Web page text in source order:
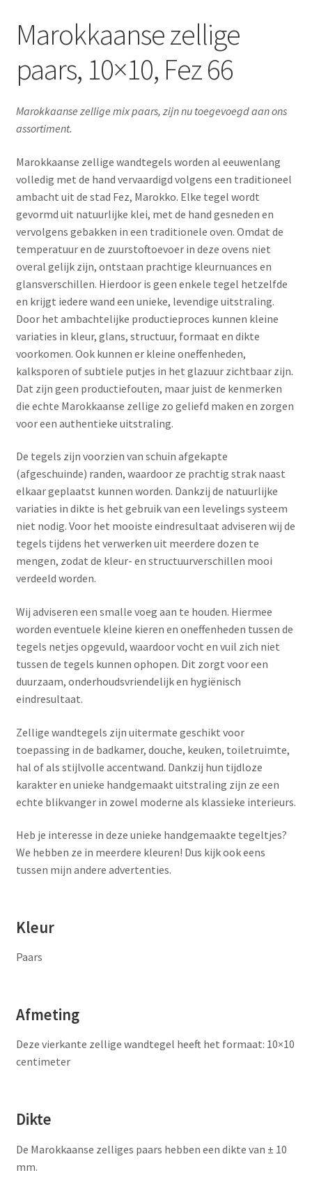
Marokkaanse zellige
paars, 10×10, Fez 66
Marokkaanse zellige mix paars, zijn nu toegevoegd aan ons
assortiment.
Marokkaanse zellige wandtegels worden al eeuwenlang
volledig met de hand vervaardigd volgens een traditioneel
ambacht uit de stad Fez, Marokko. Elke tegel wordt
gevormd uit natuurlijke klei, met de hand gesneden en
vervolgens gebakken in een traditionele oven. Omdat de
temperatuur en de zuurstoftoevoer in deze ovens niet
overal gelijk zijn, ontstaan prachtige kleurnuances en
glansverschillen. Hierdoor is geen enkele tegel hetzelfde
en krijgt iedere wand een unieke, levendige uitstraling.
Door het ambachtelijke productieproces kunnen kleine
variaties in kleur, glans, structuur, formaat en dikte
voorkomen. Ook kunnen er kleine oneffenheden,
kalksporen of subtiele putjes in het glazuur zichtbaar zijn.
Dat zijn geen productiefouten, maar juist de kenmerken
die echte Marokkaanse zellige zo geliefd maken en zorgen
voor een authentieke uitstraling.
De tegels zijn voorzien van schuin afgekapte
(afgeschuinde) randen, waardoor ze prachtig strak naast
elkaar geplaatst kunnen worden. Dankzij de natuurlijke
variaties in dikte is het gebruik van een levelings systeem
niet nodig. Voor het mooiste eindresultaat adviseren wij de
tegels tijdens het verwerken uit meerdere dozen te
mengen, zodat de kleur- en structuurverschillen mooi
verdeeld worden.
Wij adviseren een smalle voeg aan te houden. Hiermee
worden eventuele kleine kieren en oneffenheden tussen de
tegels netjes opgevuld, waardoor vocht en vuil zich niet
tussen de tegels kunnen ophopen. Dit zorgt voor een
duurzaam, onderhoudsvriendelijk en hygiënisch
eindresultaat.
Zellige wandtegels zijn uitermate geschikt voor
toepassing in de badkamer, douche, keuken, toiletruimte,
hal of als stijlvolle accentwand. Dankzij hun tijdloze
karakter en unieke handgemaakt uitstraling zijn ze een
echte blikvanger in zowel moderne als klassieke interieurs.
Heb je interesse in deze unieke handgemaakte tegeltjes?
We hebben ze in meerdere kleuren! Dus kijk ook eens
tussen mijn andere advertenties.
Kleur
Paars
Afmeting
Deze vierkante zellige wandtegel heeft het formaat: 10×10
centimeter
Dikte
De Marokkaanse zelliges paars hebben een dikte van ± 10
mm.